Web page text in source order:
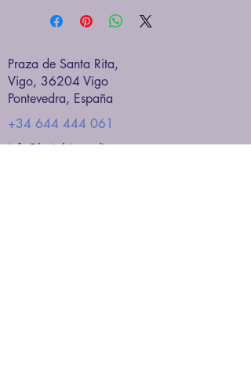
Praza de Santa Rita,
Vigo, 36204 Vigo
Pontevedra, España
+34 644 444 061
info@baiobiomedic.com